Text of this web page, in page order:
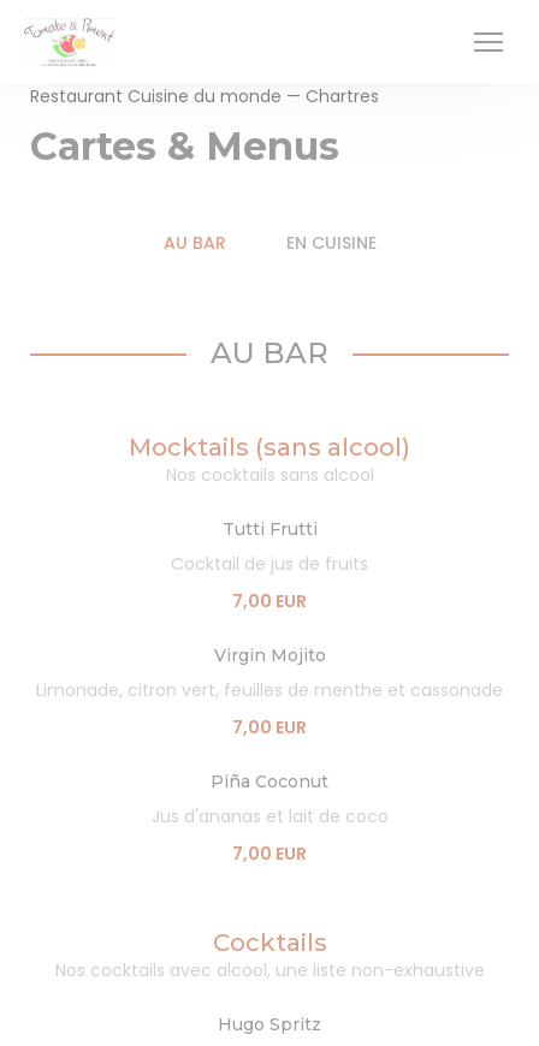
Personnalisation de vos choix en matière de cookies
Restaurant Cuisine du monde — Chartres
Cartes & Menus
AU BAR EN CUISINE
AU BAR
Mocktails (sans alcool)
Nos cocktails sans alcool
Tutti Frutti
Cocktail de jus de fruits
7,00 EUR
Virgin Mojito
Limonade, citron vert, feuilles de menthe et cassonade
7,00 EUR
Piña Coconut
Jus d'ananas et lait de coco
7,00 EUR
Cocktails
Nos cocktails avec alcool, une liste non-exhaustive
Hugo Spritz